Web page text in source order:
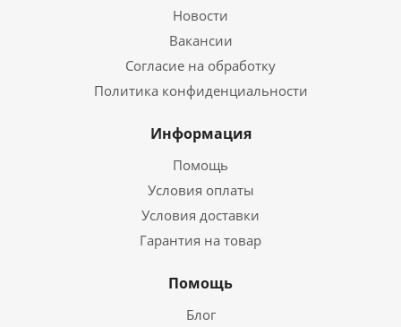
Новости
Вакансии
Согласие на обработку
Политика конфиденциальности
Информация
Помощь
Условия оплаты
Условия доставки
Гарантия на товар
Помощь
Блог